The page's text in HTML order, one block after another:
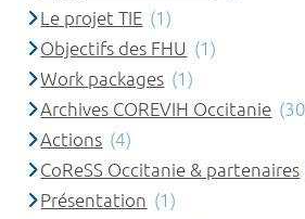
Le projet TIE (1)
Objectifs des FHU (1)
Work packages (1)
Archives COREVIH Occitanie
Actions (4)
CoReSS Occitanie & partenaires
Présentation (1)